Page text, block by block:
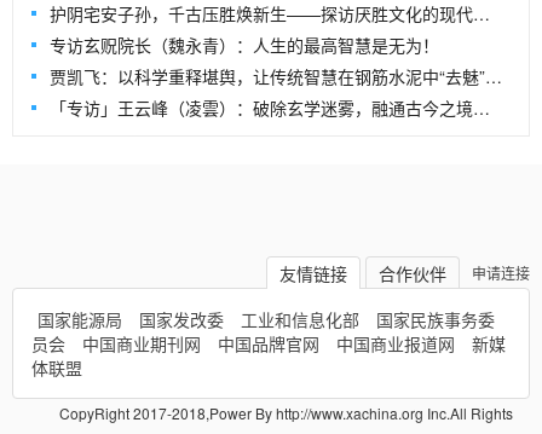
护阴宅安子孙，千古压胜焕新生——探访厌胜文化的现代传承与无为学院文创的破局之路
专访玄贶院长（魏永青）：人生的最高智慧是无为！
贾凯飞：以科学重释堪舆，让传统智慧在钢筋水泥中“去魅”新生——记北京国培世纪教育科学技术院咸阳市分院院长贾凯飞
「专访」王云峰（凌雲）：破除玄学迷雾，融通古今之境——专访北京国培世纪教育科学技术院山东济南市分院长
申请连接
友情链接
合作伙伴
国家能源局
国家发改委 工业和信息化部
国家民族事务委
员会
中国商业期刊网 中国品牌官网 中国商业报道网
新媒
体联盟
CopyRight 2017-2018,Power By http://www.xachina.org Inc.All Rights